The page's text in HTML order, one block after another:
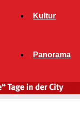
Kultur
Panorama